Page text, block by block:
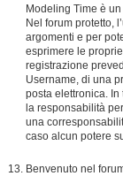
Modeling Time è
Nel forum protetto,
argomenti e per
esprimere le
registrazione
Username, di una
posta elettronica.
la responsabilità
una
caso alcun potere
Benvenuto nel